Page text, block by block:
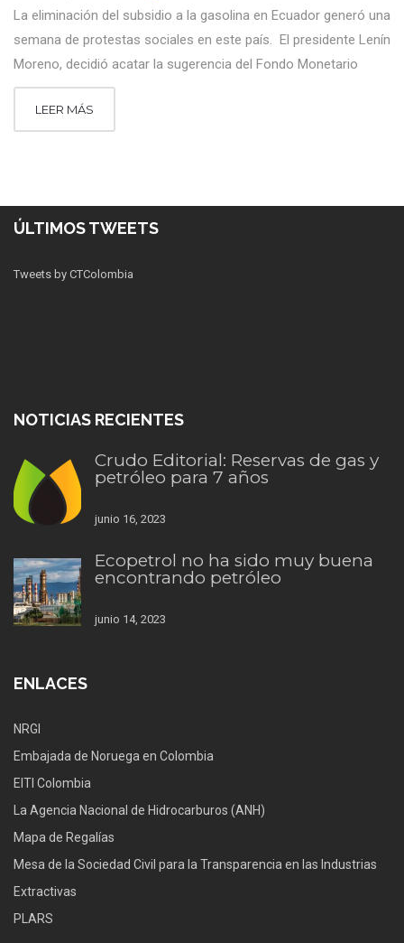
La eliminación del subsidio a la gasolina en Ecuador generó una
semana de protestas sociales en este país. El presidente Lenín
Moreno, decidió acatar la sugerencia del Fondo Monetario
LEER MÁS
ÚLTIMOS TWEETS
Tweets by CTColombia
NOTICIAS RECIENTES
Crudo Editorial: Reservas de gas y
petróleo para 7 años
junio 16, 2023
Ecopetrol no ha sido muy buena
encontrando petróleo
junio 14, 2023
ENLACES
NRGI
Embajada de Noruega en Colombia
EITI Colombia
La Agencia Nacional de Hidrocarburos (ANH)
Mapa de Regalías
Mesa de la Sociedad Civil para la Transparencia en las Industrias
Extractivas
PLARS